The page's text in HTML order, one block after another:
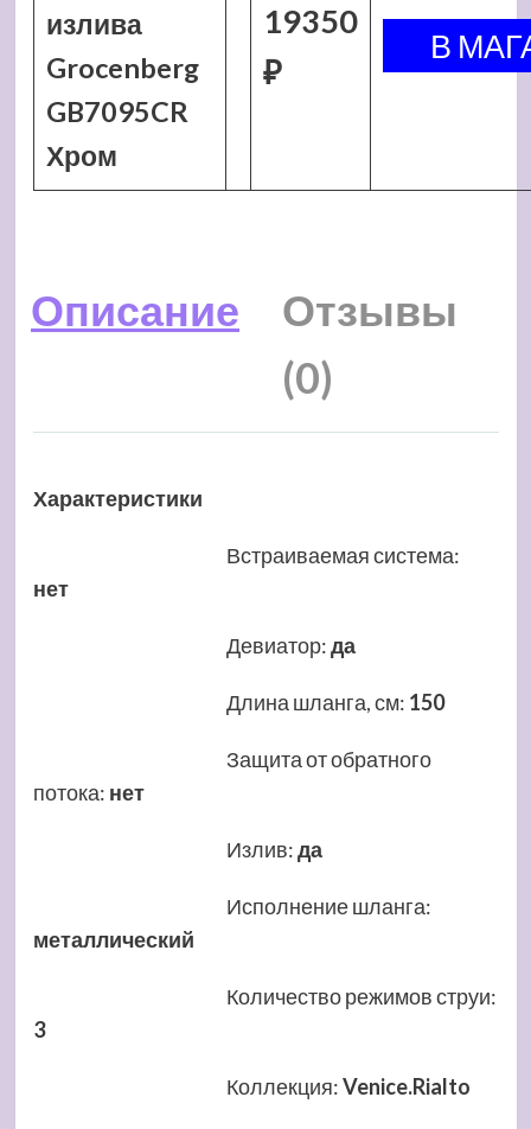
излива
Grocenberg
GB7095CR
Хром
19350
₽
Описание
Отзывы
(0)
Характеристики
Встраиваемая система:
нет
Девиатор:да
Длина шланга, см: 150
Защита от обратного
потока: нет
Излив:да
Исполнение шланга:
металлический
Количество режимов струи:
3
Коллекция:Venice.Rialto